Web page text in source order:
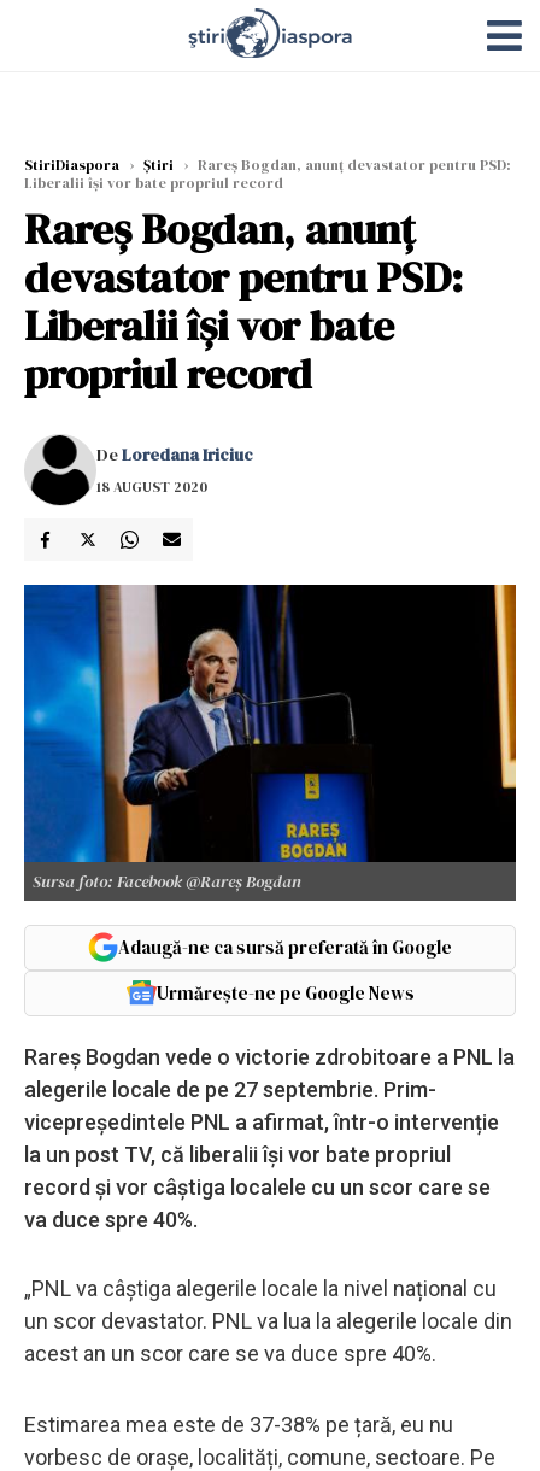
StiriDiaspora › Știri › Rareș Bogdan, anunț devastator pentru PSD:
Liberalii își vor bate propriul record
Rareș Bogdan, anunț
devastator pentru PSD:
Liberalii își vor bate
propriul record
DeLoredana Iriciuc
18 AUGUST 2020
Sursa foto: Facebook @Rareș Bogdan
Adaugă-ne ca sursă preferată în Google
Urmărește-ne pe Google News
Rareș Bogdan vede o victorie zdrobitoare a PNL la
alegerile locale de pe 27 septembrie. Prim-
vicepreședintele PNL a afirmat, într-o intervenție
la un post TV, că liberalii își vor bate propriul
record și vor câștiga localele cu un scor care se
va duce spre 40%.
„PNL va câștiga alegerile locale la nivel național cu
un scor devastator. PNL va lua la alegerile locale din
acest an un scor care se va duce spre 40%.
Estimarea mea este de 37-38% pe țară, eu nu
vorbesc de orașe, localități, comune, sectoare. Pe